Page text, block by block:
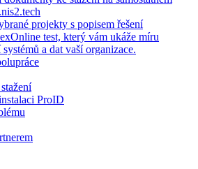
projekty s popisem řešení
Online test, který vám ukáže míru
systémů a dat vaší organizace.
ProID